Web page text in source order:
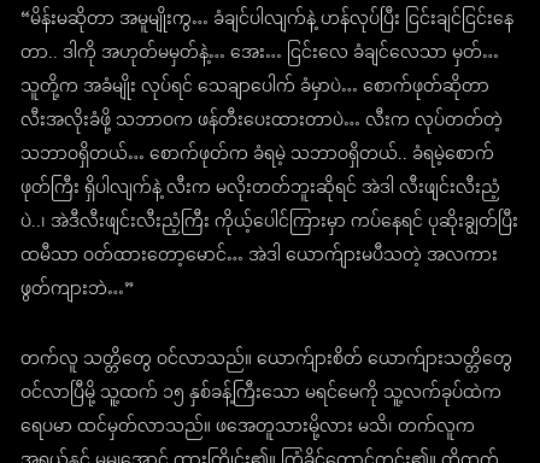
“မိန်းမဆိုတာ အမူမျိုးကွ… ခံချင်ပါလျက်နဲ့ ဟန်လုပ်ပြီး ငြင်းချင်ငြင်းနေ
တာ.. ဒါကို အဟုတ်မမှတ်နဲ့… အေး… ငြင်းလေ ခံချင်လေသာ မှတ်…
သူတို့က အခံမျိုး လုပ်ရင် သေချာပေါက် ခံမှာပဲ… စောက်ဖုတ်ဆိုတာ
လီးအလိုးခံဖို့ သဘာဝက ဖန်တီးပေးထားတာပဲ… လီးက လုပ်တတ်တဲ့
သဘာဝရှိတယ်… စောက်ဖုတ်က ခံရမဲ့ သဘာဝရှိတယ်.. ခံရမဲ့စောက်
ဖုတ်ကြီး ရှိပါလျက်နဲ့ လီးက မလိုးတတ်ဘူးဆိုရင် အဲဒါ လီးဖျင်းလီးညံ့
ပဲ..၊ အဲဒီလီးဖျင်းလီးညံ့ကြီး ကိုယ့်ပေါင်ကြားမှာ ကပ်နေရင် ပုဆိုးချွတ်ပြီး
ထမီသာ ဝတ်ထားတော့မောင်… အဲဒါ ယောက်ျားမပီသတဲ့ အလကား
ဖွတ်ကျားဘဲ…”
တက်လူ သတ္တိတွေ ဝင်လာသည်။ ယောက်ျားစိတ် ယောက်ျားသတ္တိတွေ
ဝင်လာပြီမို့ သူ့ထက် ၁၅ နှစ်ခန့်ကြီးသော မရင်မေကို သူ့လက်ခုပ်ထဲက
ရေပမာ ထင်မှတ်လာသည်။ ဖအေတူသားမို့လား မသိ၊ တက်လူက